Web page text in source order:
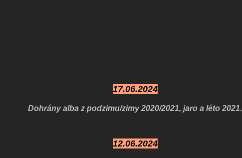
17.06.2024
Dohrány alba z podzimu/zimy 2020/2021, jaro a léto 2021.
12.06.2024